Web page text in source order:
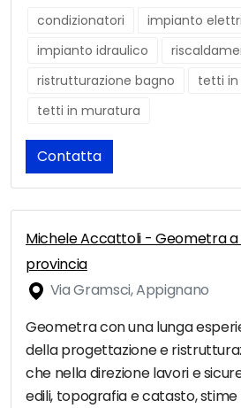
condizionatori
impianto
impianto idraulico
ristrutturazione bagno
tetti in
tetti in muratura
Contatta
Michele Accattoli - Geometra
provincia
Via Gramsci, Appignano
Geometra con una lunga
della progettazione e
che nella direzione lavori e
edili, topografia e catasto,